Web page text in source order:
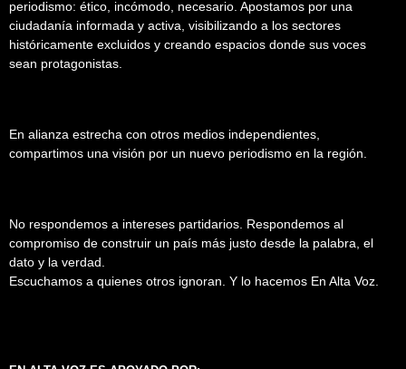
periodismo: ético, incómodo, necesario. Apostamos por una
ciudadanía informada y activa, visibilizando a los sectores
históricamente excluidos y creando espacios donde sus voces
sean protagonistas.
En alianza estrecha con otros medios independientes,
compartimos una visión por un nuevo periodismo en la región.
No respondemos a intereses partidarios. Respondemos al
compromiso de construir un país más justo desde la palabra, el
dato y la verdad.
Escuchamos a quienes otros ignoran. Y lo hacemos En Alta Voz.